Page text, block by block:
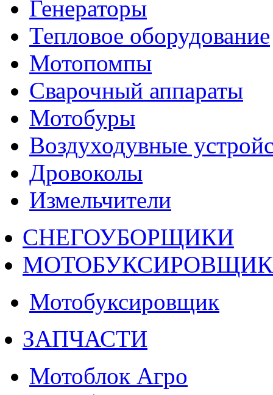
Генераторы
Тепловое оборудование
Мотопомпы
Сварочный аппараты
Мотобуры
Воздуходувные
Дровоколы
Измельчители
СНЕГОУБОРЩИКИ
Мотобуксировщик
ЗАПЧАСТИ
Мотоблок Агро